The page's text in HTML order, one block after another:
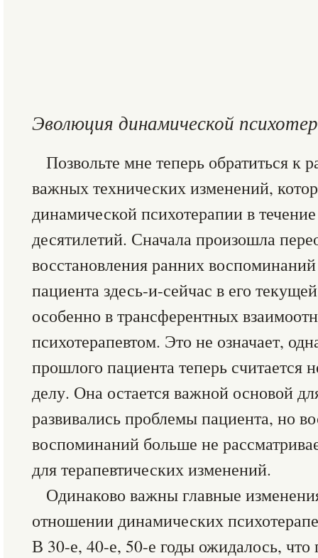
Эволюция динамической
Позвольте мне теперь обратиться к
важных технических изменений,
динамической психотерапии в
десятилетий. Сначала произошла
восстановления ранних
пациента здесь-и-сейчас в его
особенно в трансферентных
психотерапевтом. Это не означает,
прошлого пациента теперь
делу. Она остается важной основой
развивались проблемы пациента, но
воспоминаний больше не
для терапевтических изменений.
Одинаково важны главные
отношении динамических
В 30-е, 40-е, 50-е годы ожидалось, что